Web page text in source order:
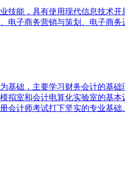
能，具有使用现代信息技术
电子商务营销与策划、电子商
础，主要学习财务会计的基
室和会计电算化实验室的基
会计师考试打下坚实的专业基础